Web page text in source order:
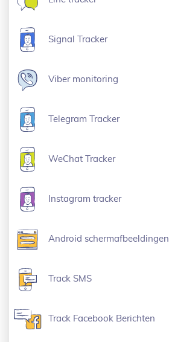
Signal Tracker
Viber monitoring
Telegram Tracker
WeChat Tracker
Instagram tracker
Android schermafbeeldingen
Track SMS
Track Facebook Berichten